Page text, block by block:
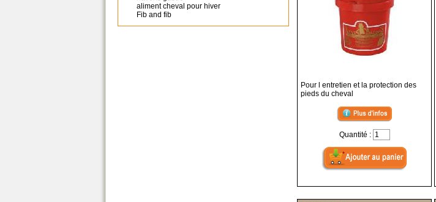
aliment cheval pour hiver
Fib and fib
Pour l entretien et la protection des
pieds du cheval
Quantité :